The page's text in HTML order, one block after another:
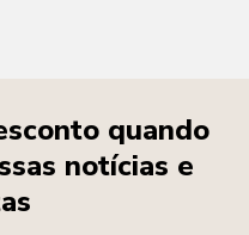
quando
notícias e